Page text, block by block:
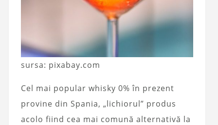
sursa: pixabay.com
Cel mai popular whisky 0% în prezent
provine din Spania, „lichiorul” produs
acolo fiind cea mai comună alternativă la